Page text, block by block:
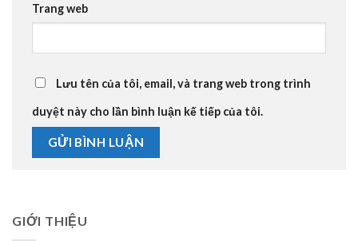
Trang web
Lưu tên của tôi, email, và trang web trong trình
duyệt này cho lần bình luận kế tiếp của tôi.
GIỚI THIỆU